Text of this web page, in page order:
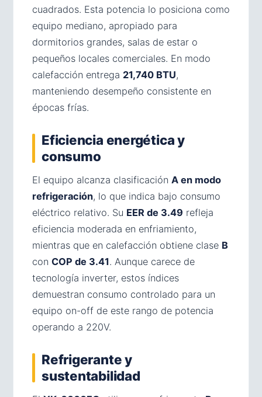
cuadrados. Esta potencia lo posiciona como
equipo mediano, apropiado para
dormitorios grandes, salas de estar o
pequeños locales comerciales. En modo
calefacción entrega 21,740 BTU,
manteniendo desempeño consistente en
épocas frías.
Eficiencia energética y
consumo
El equipo alcanza clasificación A en modo
refrigeración, lo que indica bajo consumo
eléctrico relativo. Su EER de 3.49 refleja
eficiencia moderada en enfriamiento,
mientras que en calefacción obtiene clase B
con COP de 3.41. Aunque carece de
tecnología inverter, estos índices
demuestran consumo controlado para un
equipo on-off de este rango de potencia
operando a 220V.
Refrigerante y
sustentabilidad